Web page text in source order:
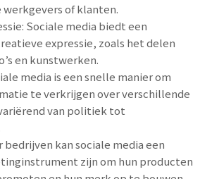
of klanten.
Sociale media biedt een
expressie, zoals het delen
en kunstwerken.
media is een snelle manier om
te verkrijgen over verschillende
van politiek tot
bedrijven kan sociale media een
zijn om hun producten